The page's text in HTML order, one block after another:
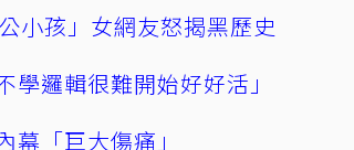
小孩」女網友怒揭黑歷史
邏輯很難開始好好活」
「巨大傷痛」